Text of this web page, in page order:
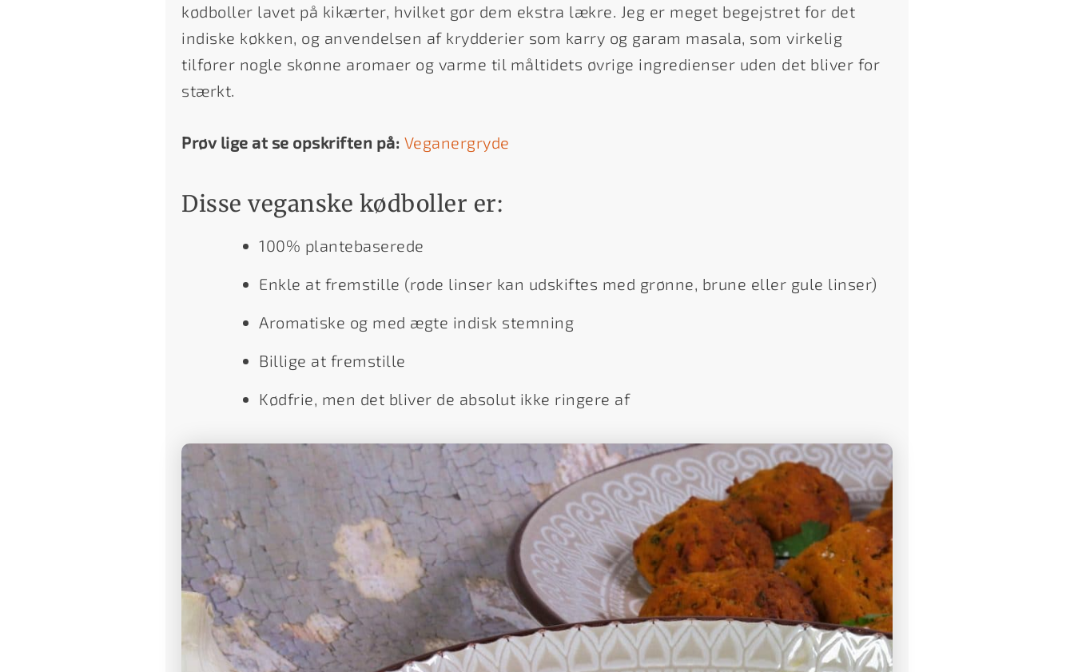
kødboller lavet på kikærter, hvilket gør dem ekstra lækre. Jeg er meget begejstret for det
indiske køkken, og anvendelsen af krydderier som karry og garam masala, som virkelig
tilfører nogle skønne aromaer og varme til måltidets øvrige ingredienser uden det bliver for
stærkt.
Prøv lige at se opskriften på: Veganergryde
Disse veganske kødboller er:
100% plantebaserede
Enkle at fremstille (røde linser kan udskiftes med grønne, brune eller gule linser)
Aromatiske og med ægte indisk stemning
Billige at fremstille
Kødfrie, men det bliver de absolut ikke ringere af